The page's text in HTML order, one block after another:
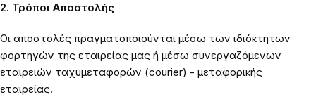
2. Τρόποι Αποστολής
Οι αποστολές πραγματοποιούνται μέσω των ιδιόκτητων
φορτηγών της εταιρείας μας ή μέσω συνεργαζόμενων
εταιρειών ταχυμεταφορών (courier) - μεταφορικής
εταιρείας.